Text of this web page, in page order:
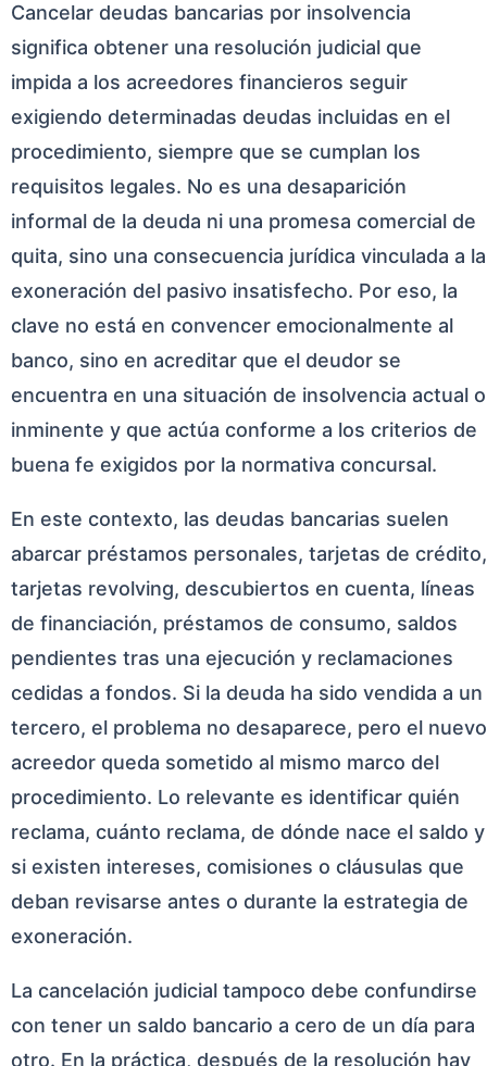
Cancelar deudas bancarias por insolvencia
significa obtener una resolución judicial que
impida a los acreedores financieros seguir
exigiendo determinadas deudas incluidas en el
procedimiento, siempre que se cumplan los
requisitos legales. No es una desaparición
informal de la deuda ni una promesa comercial de
quita, sino una consecuencia jurídica vinculada a la
exoneración del pasivo insatisfecho. Por eso, la
clave no está en convencer emocionalmente al
banco, sino en acreditar que el deudor se
encuentra en una situación de insolvencia actual o
inminente y que actúa conforme a los criterios de
buena fe exigidos por la normativa concursal.
En este contexto, las deudas bancarias suelen
abarcar préstamos personales, tarjetas de crédito,
tarjetas revolving, descubiertos en cuenta, líneas
de financiación, préstamos de consumo, saldos
pendientes tras una ejecución y reclamaciones
cedidas a fondos. Si la deuda ha sido vendida a un
tercero, el problema no desaparece, pero el nuevo
acreedor queda sometido al mismo marco del
procedimiento. Lo relevante es identificar quién
reclama, cuánto reclama, de dónde nace el saldo y
si existen intereses, comisiones o cláusulas que
deban revisarse antes o durante la estrategia de
exoneración.
La cancelación judicial tampoco debe confundirse
con tener un saldo bancario a cero de un día para
otro. En la práctica, después de la resolución hay